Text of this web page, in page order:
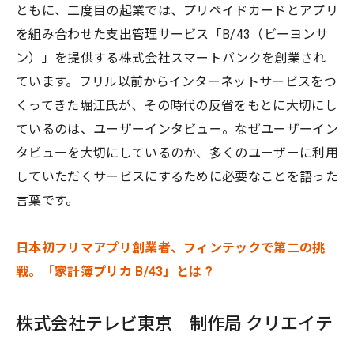
ともに、二度目の起業では、プリペイドカードとアプリ
を組み合わせた支出管理サービス「B/43（ビーヨンサ
ン）」を提供する株式会社スマートバンクを創業され
ています。フリル以前からインターネットサービスをつ
くってきた堀江氏が、その時代の反省をもとに大切にし
ているのは、ユーザーインタビュー。なぜユーザーイン
タビューを大切にしているのか、多くのユーザーに利用
していただくサービスにするために必要なことを語った
言葉です。
日本初フリマアプリ創業者、フィンテックで第二の挑
戦。「家計簿プリカ B/43」とは ?
株式会社テレビ東京 制作局 クリエイテ